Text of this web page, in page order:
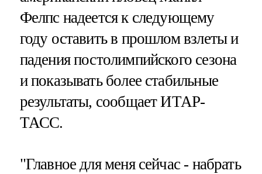
Фелпс надеется к следующему
году оставить в прошлом взлеты и
падения постолимпийского сезона
и показывать более стабильные
результаты, сообщает ИТАР-
ТАСС.
"Главное для меня сейчас - набрать